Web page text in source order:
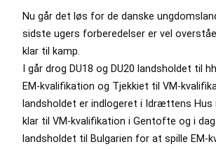
Nu går det løs for de danske
sidste ugers forberedelser er vel
klar til kamp.
I går drog DU18 og DU20 landsholdet til
EM-kvalifikation og Tjekkiet til VM-
landsholdet er indlogeret i Idrættens Hus
klar til VM-kvalifikation i Gentofte og i dag
landsholdet til Bulgarien for at spille EM-